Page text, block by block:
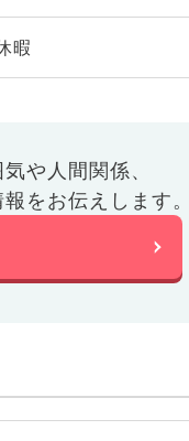
暇
や人間関係、
をお伝えします。